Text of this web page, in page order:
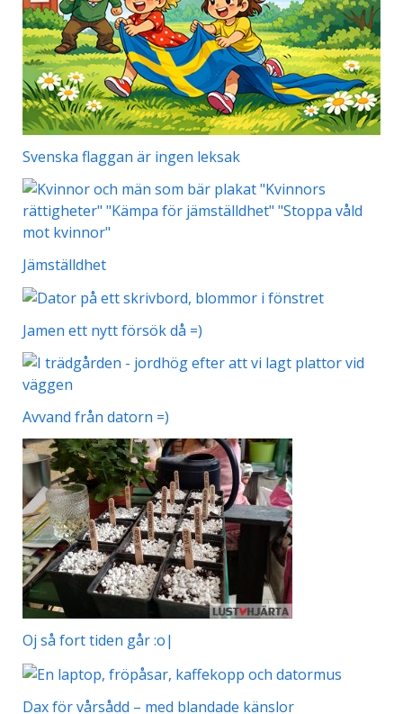
Svenska flaggan är ingen leksak
Jämställdhet
Jamen ett nytt försök då =)
Avvand från datorn =)
Oj så fort tiden går :o|
Dax för vårsådd – med blandade känslor